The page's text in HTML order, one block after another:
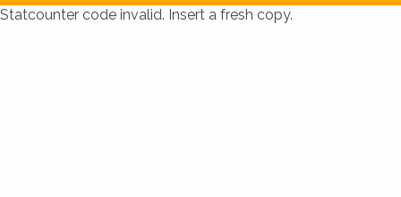
Statcounter code invalid. Insert a fresh copy.